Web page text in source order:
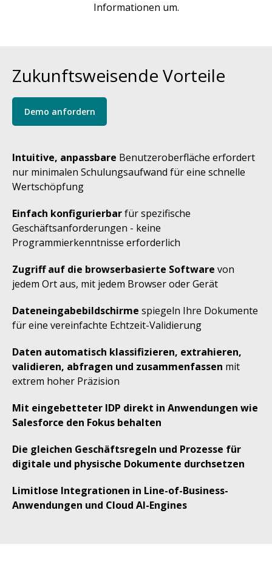
Informationen um.
Zukunftsweisende Vorteile
Demo anfordern
Intuitive, anpassbare Benutzeroberfläche erfordert
nur minimalen Schulungsaufwand für eine schnelle
Wertschöpfung
Einfach konfigurierbarfür spezifische
Geschäftsanforderungen - keine
Programmierkenntnisse erforderlich
Zugriff auf die browserbasierte Software von
jedem Ort aus, mit jedem Browser oder Gerät
Dateneingabebildschirme spiegeln Ihre Dokumente
für eine vereinfachte Echtzeit-Validierung
Daten automatisch klassifizieren, extrahieren,
validieren, abfragen und zusammenfassen mit
extrem hoher Präzision
Mit eingebetteter IDP direkt in Anwendungen wie
Salesforce den Fokus behalten
Die gleichen Geschäftsregeln und Prozesse für
digitale und physische Dokumente durchsetzen
Limitlose Integrationen in Line-of-Business-
Anwendungen und Cloud AI-Engines